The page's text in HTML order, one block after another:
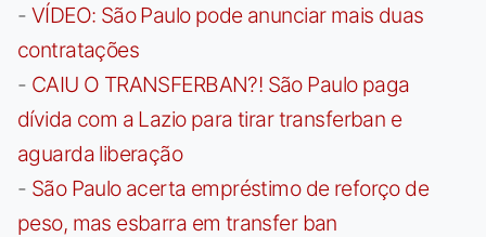
- VÍDEO: São Paulo pode anunciar mais duas
contratações
- CAIU O TRANSFERBAN?! São Paulo paga
dívida com a Lazio para tirar transferban e
aguarda liberação
- São Paulo acerta empréstimo de reforço de
peso, mas esbarra em transfer ban